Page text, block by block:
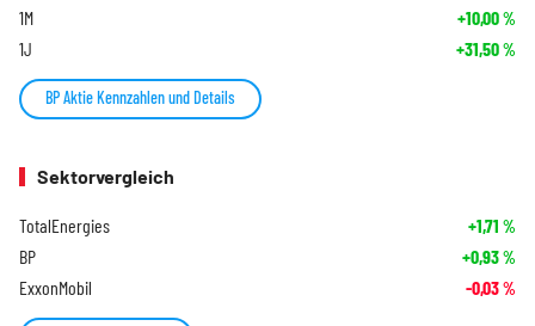
1M +10,00%
1J +31,50%
BP Aktie Kennzahlen und Details
Sektorvergleich
TotalEnergies +1,71 %
BP +0,93%
ExxonMobil -0,03%